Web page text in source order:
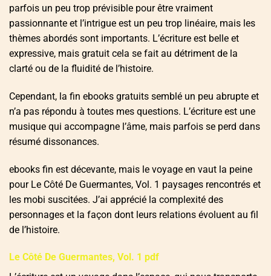
parfois un peu trop prévisible pour être vraiment
passionnante et l’intrigue est un peu trop linéaire, mais les
thèmes abordés sont importants. L’écriture est belle et
expressive, mais gratuit cela se fait au détriment de la
clarté ou de la fluidité de l’histoire.
Cependant, la fin ebooks gratuits semblé un peu abrupte et
n’a pas répondu à toutes mes questions. L’écriture est une
musique qui accompagne l’âme, mais parfois se perd dans
résumé dissonances.
ebooks fin est décevante, mais le voyage en vaut la peine
pour Le Côté De Guermantes, Vol. 1 paysages rencontrés et
les mobi suscitées. J’ai apprécié la complexité des
personnages et la façon dont leurs relations évoluent au fil
de l’histoire.
Le Côté De Guermantes, Vol. 1 pdf